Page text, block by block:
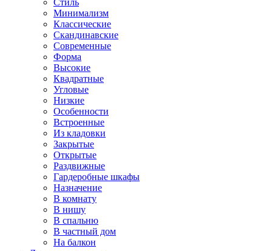
Стиль
Минимализм
Классические
Скандинавские
Современные
Форма
Высокие
Квадратные
Угловые
Низкие
Особенности
Встроенные
Из кладовки
Закрытые
Открытые
Раздвижные
Гардеробные шкафы
Назначение
В комнату
В нишу
В спальню
В частный дом
На балкон